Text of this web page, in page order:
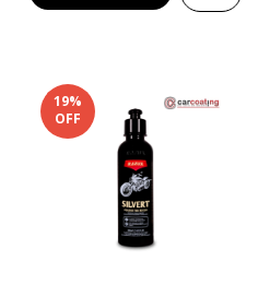
19%
OFF